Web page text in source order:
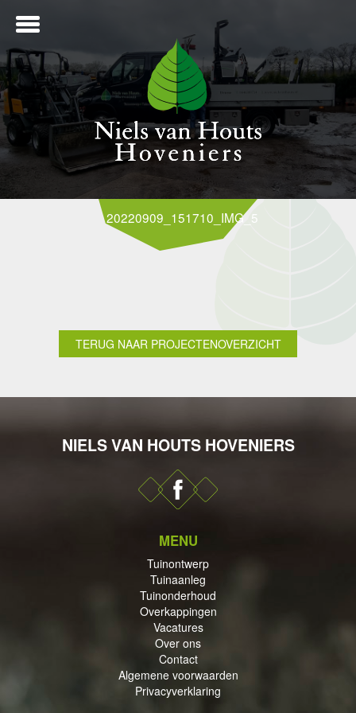
20220909_151710_IMG_5741
TERUG NAAR PROJECTENOVERZICHT
NIELS VAN HOUTS HOVENIERS
MENU
Tuinontwerp
Tuinaanleg
Tuinonderhoud
Overkappingen
Vacatures
Over ons
Contact
Algemene voorwaarden
Privacyverklaring